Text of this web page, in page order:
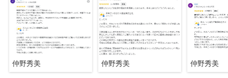
仲野秀美 仲野秀美 仲野秀美